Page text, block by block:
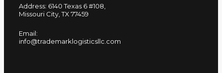
Address: 6140 Texas 6 #108,
Missouri City, TX 77459
Email:
info@trademarklogisticsllc.com